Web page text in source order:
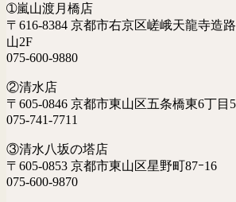
➀嵐山渡月橋店
〒616-8384 京都市右京区嵯峨天龍寺造
山2F
075-600-9880
②清水店
〒605-0846 京都市東山区五条橋東6丁目
075-741-7711
③清水八坂の塔店
〒605-0853 京都市東山区星野町87ｰ16
075-600-9870